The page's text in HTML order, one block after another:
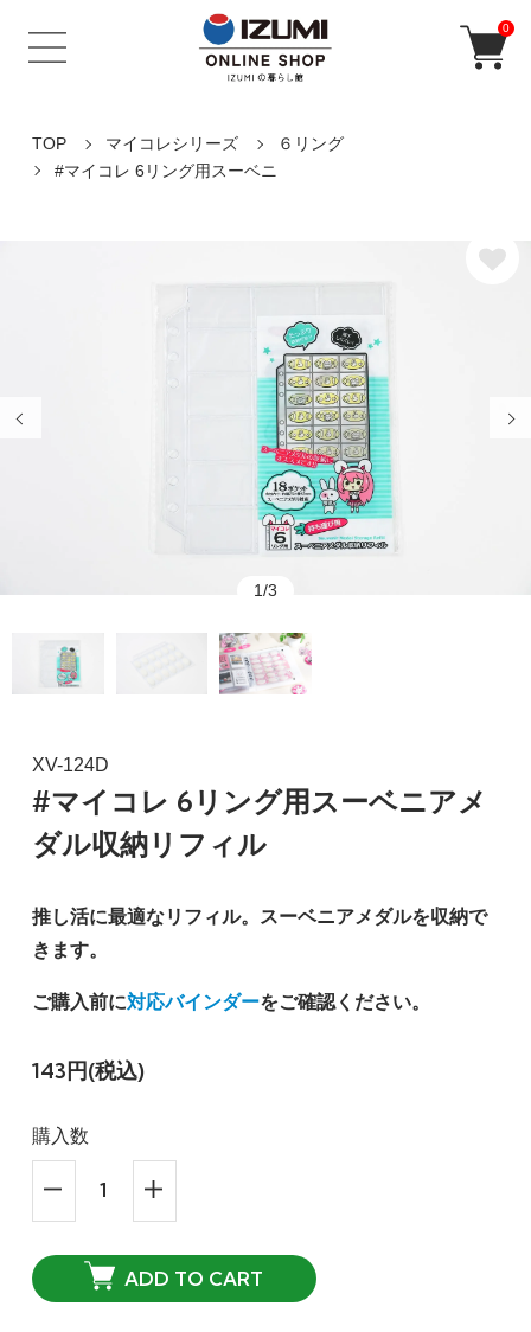
0
TOP マイコレシリーズ
６リング
#マイコレ 6リング用スーベニ
1/3
XV-124D
#マイコレ 6リング用スーベニアメ
ダル収納リフィル
推し活に最適なリフィル。スーベニアメダルを収納で
きます。
ご購入前に対応バインダーをご確認ください。
143円(税込)
購入数
ADD TO CART